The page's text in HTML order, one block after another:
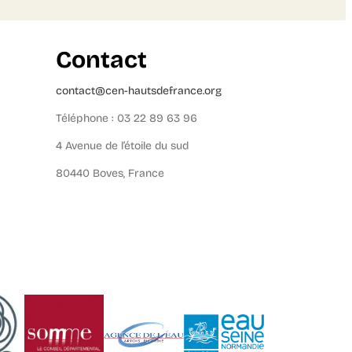
Contact
contact@cen-hautsdefrance.org
Téléphone : 03 22 89 63 96
4 Avenue de l’étoile du sud
80440 Boves, France